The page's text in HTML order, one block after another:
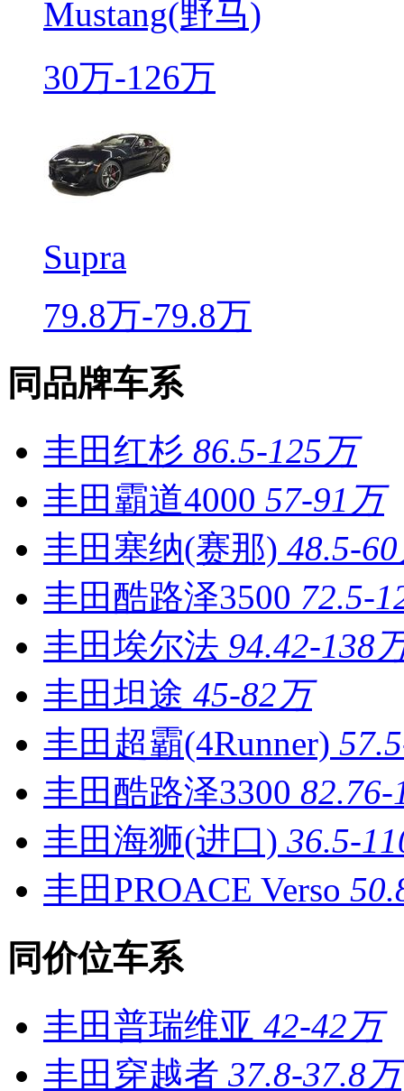
Mustang(野马)
30万-126万
Supra
79.8万-79.8万
同品牌车系
丰田红杉 86.5-125万
丰田霸道4000 57-91万
丰田塞纳(赛那) 48.5-
丰田酷路泽3500 72.5-
丰田埃尔法 94.42-138
丰田坦途 45-82万
丰田超霸(4Runner)
丰田酷路泽3300 82.76-
丰田海狮(进口) 36.5-
丰田PROACE Verso
同价位车系
丰田普瑞维亚 42-42万
丰田穿越者 37.8-37.8万